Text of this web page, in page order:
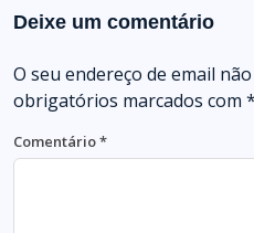
Deixe um comentário
O seu endereço de email
obrigatórios marcados com *
Comentário*